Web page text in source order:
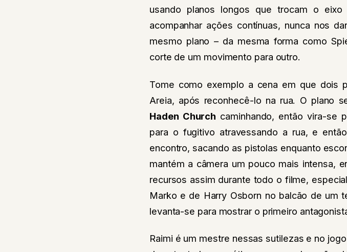
usando planos longos que trocam o eixo
acompanhar ações contínuas, nunca nos
mesmo plano – da mesma forma como
corte de um movimento para outro.
Tome como exemplo a cena em que dois
Areia, após reconhecê-lo na rua. O plano
Haden Church caminhando, então vira-se
para o fugitivo atravessando a rua, e
encontro, sacando as pistolas enquanto
mantém a câmera um pouco mais intensa,
recursos assim durante todo o filme,
Marko e de Harry Osborn no balcão de um
levanta-se para mostrar o primeiro
Raimi é um mestre nessas sutilezas e no